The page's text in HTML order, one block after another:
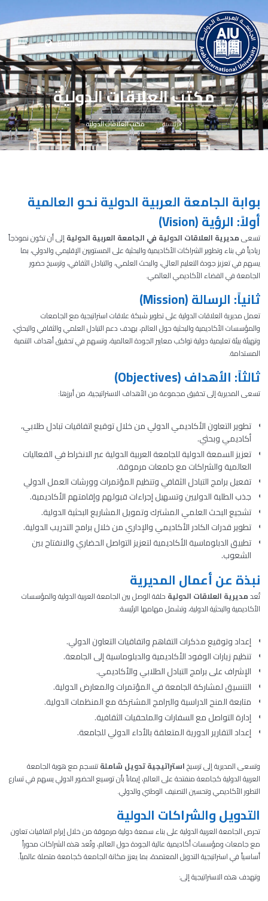
English
مكتب العلاقات الدولية
الرئيسية مكتب العلاقات الدولية
بوابة الجامعة العربية الدولية نحو العالمية
أولاً: الرؤية (Vision)
تسعىمديرية العلاقات الدولية في الجامعة العربية الدوليةإلى أن تكون نموذجاً
ريادياً في بناء وتطوير الشراكات الأكاديمية والبحثية على المستويين الإقليمي والدولي، بما
يسهم في تعزيز جودة التعليم العالي، والبحث العلمي، والتبادل الثقافي، وترسيخ حضور
الجامعة في الفضاء الأكاديمي العالمي.
ثانياً: الرسالة (Mission)
تعمل مديرية العلاقات الدولية على تطوير شبكة علاقات استراتيجية مع الجامعات
والمؤسسات الأكاديمية والبحثية حول العالم، بهدف دعم التبادل العلمي والثقافي والبحثي،
وتهيئة بيئة تعليمية دولية تواكب معايير الجودة العالمية، وتسهم في تحقيق أهداف التنمية
المستدامة.
ثالثاً: الأهداف (Objectives)
تسعى المديرية إلى تحقيق مجموعة من الأهداف الاستراتيجية، من أبرزها:
تطوير التعاون الأكاديمي الدولي من خلال توقيع اتفاقيات تبادل طلابي،
أكاديمي وبحثي.
تعزيز السمعة الدولية للجامعة العربية الدولية عبر الانخراط في الفعاليات
العالمية والشراكات مع جامعات مرموقة.
تفعيل برامج التبادل الثقافي وتنظيم المؤتمرات وورشات العمل الدولي
جذب الطلبة الدوليين وتسهيل إجراءات قبولهم وإقامتهم الأكاديمية.
تشجيع البحث العلمي المشترك وتمويل المشاريع البحثية الدولية.
تطوير قدرات الكادر الأكاديمي والإداري من خلال برامج التدريب الدولية.
تطبيق الدبلوماسية الأكاديمية لتعزيز التواصل الحضاري والانفتاح بين
الشعوب.
نبذة عن أعمال المديرية
تُعدمديرية العلاقات الدولية حلقة الوصل بين الجامعة العربية الدولية والمؤسسات
الأكاديمية والبحثية الدولية، وتشمل مهامها الرئيسة:
إعداد وتوقيع مذكرات التفاهم واتفاقيات التعاون الدولي.
تنظيم زيارات الوفود الأكاديمية والدبلوماسية إلى الجامعة.
الإشراف على برامج التبادل الطلابي والأكاديمي.
التنسيق لمشاركة الجامعة في المؤتمرات والمعارض الدولية.
متابعة المنح الدراسية والبرامج المشتركة مع المنظمات الدولية.
إدارة التواصل مع السفارات والملحقيات الثقافية.
إعداد التقارير الدورية المتعلقة بالأداء الدولي للجامعة.
وتسعى المديرية إلى ترسيخاستراتيجية تدويل شاملةتنسجم مع هوية الجامعة
العربية الدولية كجامعة منفتحة على العالم، إيماناً بأن توسيع الحضور الدولي يسهم في تسارع
التطور الأكاديمي وتحسين التصنيف الوطني والدولي.
التدويل والشراكات الدولية
تحرص الجامعة العربية الدولية على بناء سمعة دولية مرموقة من خلال إبرام اتفاقيات تعاون
مع جامعات ومؤسسات أكاديمية عالية الجودة حول العالم، وتُعد هذه الشراكات محوراً
أساسياً في استراتيجية التدويل المعتمدة، بما يعزز مكانة الجامعة كجامعة متصلة عالمياً.
وتهدف هذه الاستراتيجية إلى: